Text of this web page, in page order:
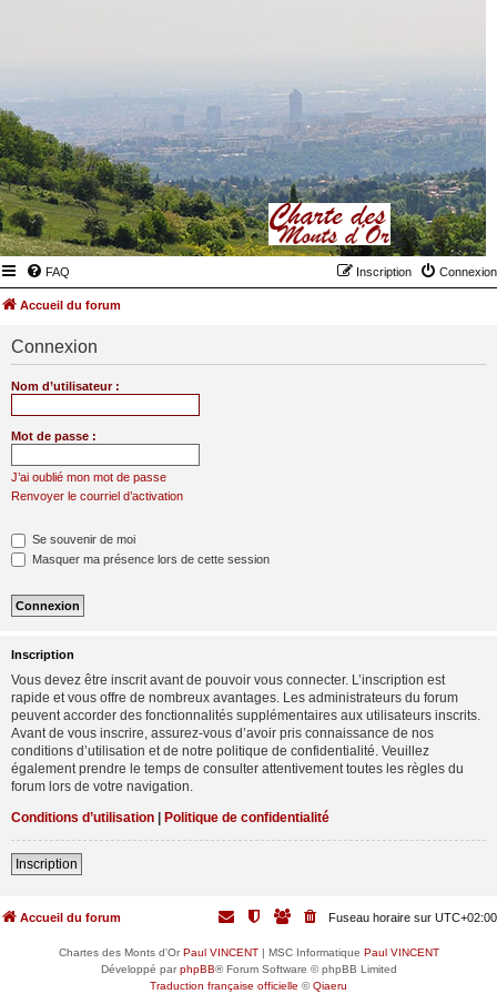
FAQ Connexion
Inscription
Accueil du forum
Connexion
Nom d’utilisateur :
Mot de passe :
J’ai oublié mon mot de passe
Renvoyer le courriel d’activation
Se souvenir de moi
Masquer ma présence lors de cette session
Inscription
Vous devez être inscrit avant de pouvoir vous connecter. L’inscription est
rapide et vous offre de nombreux avantages. Les administrateurs du forum
peuvent accorder des fonctionnalités supplémentaires aux utilisateurs inscrits.
Avant de vous inscrire, assurez-vous d’avoir pris connaissance de nos
conditions d’utilisation et de notre politique de confidentialité. Veuillez
également prendre le temps de consulter attentivement toutes les règles du
forum lors de votre navigation.
Conditions d’utilisation | Politique de confidentialité
Inscription
Accueil du forum Fuseau horaire sur UTC+02:00
Chartes des Monts d'OrPaul VINCENT| MSC Informatique Paul VINCENT
Développé parphpBB® Forum Software © phpBB Limited
Traduction française officielle ©Qiaeru